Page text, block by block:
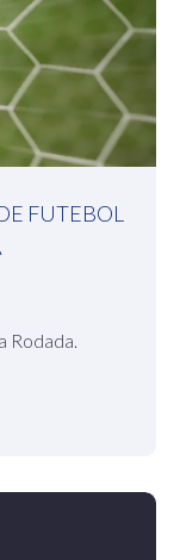
FUTEBOL
Rodada.